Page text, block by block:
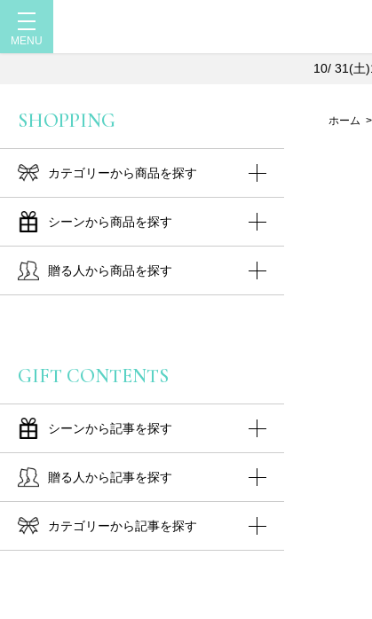
10/ 31(土
ホーム >
SHOPPING
カテゴリーから商品を探す
シーンから商品を探す
贈る人から商品を探す
GIFT CONTENTS
シーンから記事を探す
贈る人から記事を探す
カテゴリーから記事を探す